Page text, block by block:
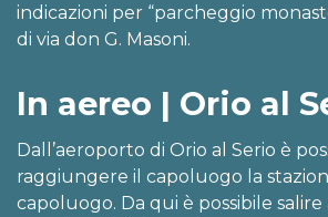
indicazioni per “parcheggio
di via don G. Masoni.
In aereo | Orio al
Dall’aeroporto di Orio al Serio è
raggiungere il capoluogo la
capoluogo. Da qui è possibile